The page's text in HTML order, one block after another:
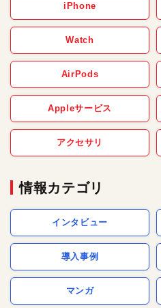
iPhone
Watch
AirPods
Appleサービス
アクセサリ
情報カテゴリ
インタビュー
導入事例
マンガ